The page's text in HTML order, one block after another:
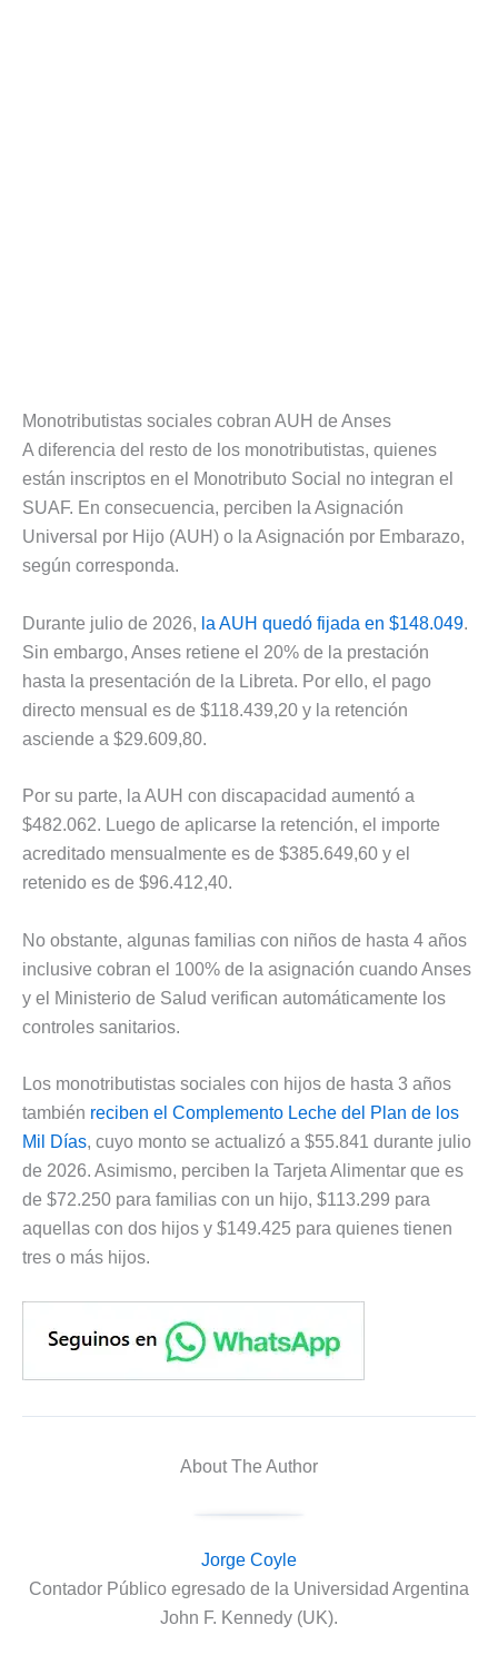
Monotributistas sociales cobran AUH de Anses
A diferencia del resto de los monotributistas, quienes
están inscriptos en el Monotributo Social no integran el
SUAF. En consecuencia, perciben la Asignación
Universal por Hijo (AUH) o la Asignación por Embarazo,
según corresponda.
Durante julio de 2026, la AUH quedó fijada en $148.049.
Sin embargo, Anses retiene el 20% de la prestación
hasta la presentación de la Libreta. Por ello, el pago
directo mensual es de $118.439,20 y la retención
asciende a $29.609,80.
Por su parte, la AUH con discapacidad aumentó a
$482.062. Luego de aplicarse la retención, el importe
acreditado mensualmente es de $385.649,60 y el
retenido es de $96.412,40.
No obstante, algunas familias con niños de hasta 4 años
inclusive cobran el 100% de la asignación cuando Anses
y el Ministerio de Salud verifican automáticamente los
controles sanitarios.
Los monotributistas sociales con hijos de hasta 3 años
también reciben el Complemento Leche del Plan de los
Mil Días, cuyo monto se actualizó a $55.841 durante julio
de 2026. Asimismo, perciben la Tarjeta Alimentar que es
de $72.250 para familias con un hijo, $113.299 para
aquellas con dos hijos y $149.425 para quienes tienen
tres o más hijos.
About The Author
Jorge Coyle
Contador Público egresado de la Universidad Argentina
John F. Kennedy (UK).